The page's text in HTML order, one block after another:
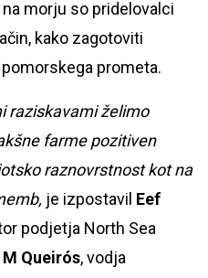
morju so pridelovalci
kako zagotoviti
prometa.
raziskavami želimo
farme pozitiven
raznovrstnost kot na
je izpostavil Eef
podjetja North Sea
M Queirós, vodja